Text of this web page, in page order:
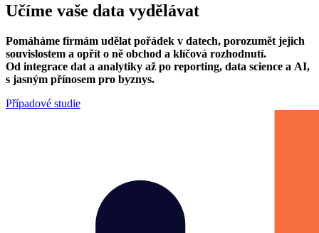
Učíme vaše data vydělávat
Pomáháme firmám udělat pořádek v datech, porozumět jejich
souvislostem a opřít o ně obchod a klíčová rozhodnutí.
Od integrace dat a analytiky až po reporting, data science a AI,
s jasným přínosem pro byznys.
Případové studie